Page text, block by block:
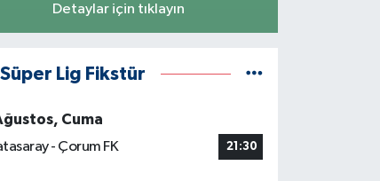
Detaylar için tıklayın
Süper Lig Fikstür
Cuma
- Çorum FK
21:30